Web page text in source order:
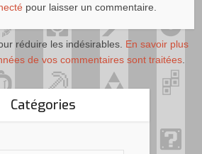
pour laisser un commentaire.
réduire les indésirables. En savoir plus
de vos commentaires sont traitées
Catégories